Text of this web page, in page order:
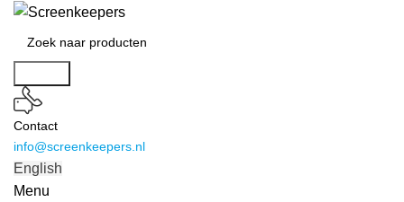
Contact
info@screenkeepers.nl
English
Menu